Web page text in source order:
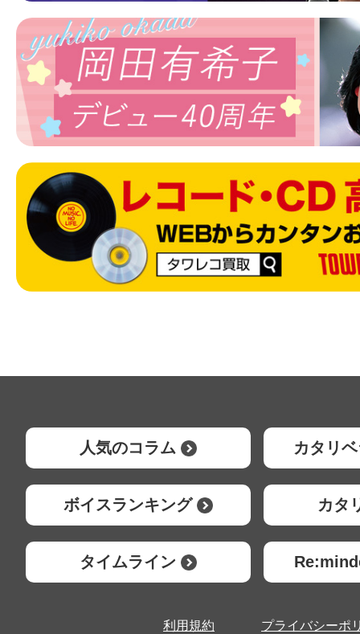
人気のコラム カタリ
ボイスランキング カタ
タイムライン
利用規約 プライバシーポ